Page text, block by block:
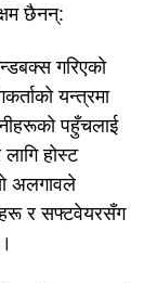
छैनन्:
गरिएको
यन्त्रमा
पहुँचलाई
होस्ट
अलगावले
र सफ्टवेयरसँग